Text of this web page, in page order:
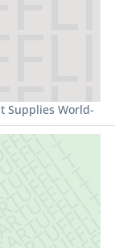
Supplies World-